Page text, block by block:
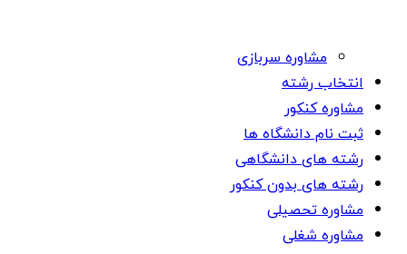
مشاوره سربازی
انتخاب رشته
مشاوره کنکور
ثبت نام دانشگاه ها
رشته های دانشگاهی
رشته های بدون کنکور
مشاوره تحصیلی
مشاوره شغلی